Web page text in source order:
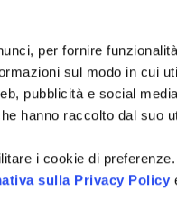
per fornire
sul modo in cui
pubblicità e social
hanno raccolto dal suo
i cookie di preferenze.
sulla Privacy Policy
newsletter
Si, voglio
città, idee per i
vivere Cattolica in
Consenso *
Acconsento al
definito all'interno
CAPTCHA